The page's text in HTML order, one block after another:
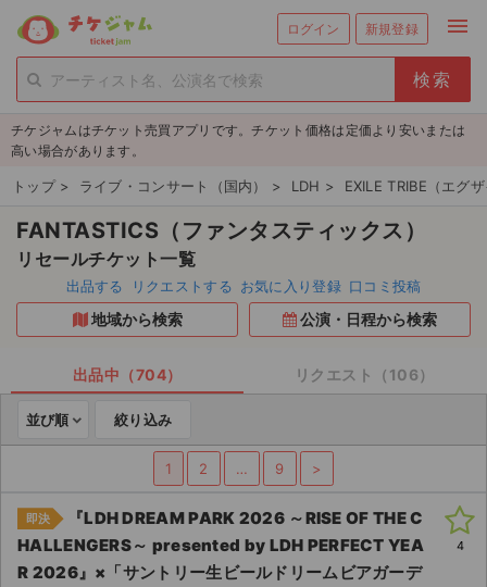
ログイン 新規登録 menu
person_add 新規会員登録
チケットを探す
新着チケット
値下げしたチケット
都道府県からチケットを探す
もうすぐ開催のチケット
チケットのリクエスト一覧
取扱チケット
ライブ・コンサート（国内）
ライブ・コンサート（海外）
イベント
チケジャムはチケット売買アプリです。チケット価格は定価より安いまたは
高い場合があります。
トップ > ライブ・コンサート（国内） > LDH > EXILE TRIBE（エグ
FANTASTICS（ファンタスティックス）
リセールチケット一覧
出品する リクエストする お気に入り登録 口コミ投稿
地域から検索 公演・日程から検索
出品中（704） リクエスト（106）
並び順 絞り込み
1 2 … 9 >
即決
『LDH DREAM PARK 2026 ～RISE OF THE C
HALLENGERS～ presented by LDH PERFECT YEA
R 2026』×「サントリー⽣ビールドリームビアガーデ
4